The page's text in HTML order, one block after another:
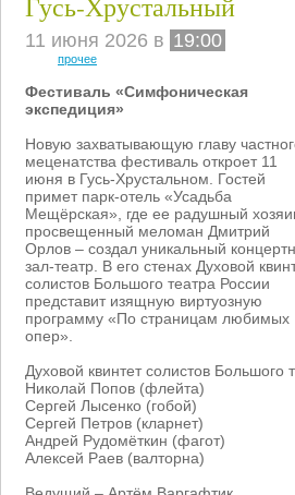
11 июня 2026 в 19:00
прочее
Фестиваль «Симфоническая
экспедиция»
Новую захватывающую главу
меценатства фестиваль откроет 11
июня в Гусь-Хрустальном. Гостей
примет парк-отель «Усадьба
Мещёрская», где ее радушный
просвещенный меломан Дмитрий
Орлов – создал уникальный
зал-театр. В его стенах Духовой
солистов Большого театра России
представит изящную виртуозную
программу «По страницам любимых
опер».
Духовой квинтет солистов Большого
Николай Попов (флейта)
Сергей Лысенко (гобой)
Сергей Петров (кларнет)
Андрей Рудомёткин (фагот)
Алексей Раев (валторна)